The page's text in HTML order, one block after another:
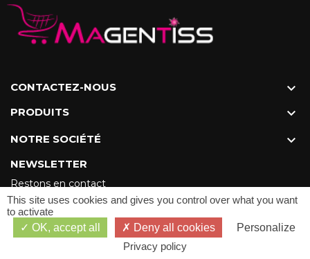
CONTACTEZ-NOUS 
PRODUITS 
NOTRE SOCIÉTÉ 
NEWSLETTER
Restons en contact
This site uses cookies and gives you control over what you want
to activate
OK, accept all
Deny all cookies
Personalize
Privacy policy